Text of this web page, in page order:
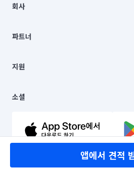
앱에서 견적
00019 |
주소 | 본사: 서울특별시 종로구 율곡로 6(중
컨택센터 : 서울특별시 종로구 수송동 율곡
상품, 상품정보, 거래에 관한 의무와 책임은
언론 보도 관련 문의:
© 유한회사 미소. Miso, Inc. All Rights
회사
채용
파트너
이사
지원
이용약관
문의하기
소셜
유튜브